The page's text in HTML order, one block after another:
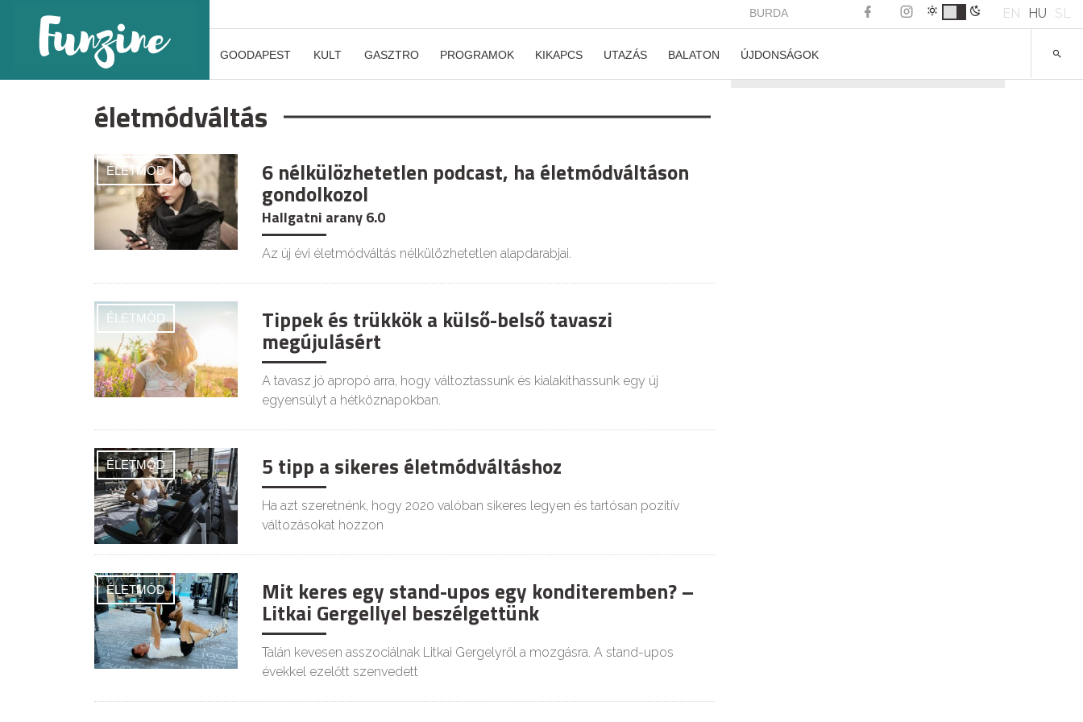
BURDA EN HU SL
GOODAPEST KULT GASZTRO PROGRAMOK KIKAPCS UTAZÁS BALATON ÚJDONSÁGOK
életmódváltás
ÉLETMÓD 6 nélkülözhetetlen podcast, ha életmódváltáson
gondolkozol
Hallgatni arany 6.0
Az új évi életmódváltás nélkülözhetetlen alapdarabjai.
ÉLETMÓD Tippek és trükkök a külső-belső tavaszi
megújulásért
A tavasz jó apropó arra, hogy változtassunk és kialakíthassunk egy új
egyensúlyt a hétköznapokban.
ÉLETMÓD 5 tipp a sikeres életmódváltáshoz
Ha azt szeretnénk, hogy 2020 valóban sikeres legyen és tartósan pozitív
változásokat hozzon
ÉLETMÓD Mit keres egy stand-upos egy konditeremben? –
Litkai Gergellyel beszélgettünk
Talán kevesen asszociálnak Litkai Gergelyről a mozgásra. A stand-upos
évekkel ezelőtt szenvedett